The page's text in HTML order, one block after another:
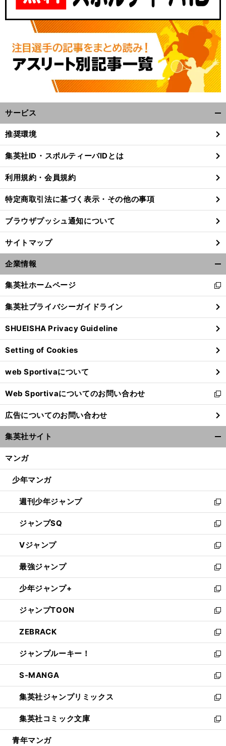
サービス
閉
る
推奨環境
集英社ID・スポルティーバIDとは
利用規約・会員規約
特定商取引法に基づく表示・その他の事項
ブラウザプッシュ通知について
サイトマップ
企業情報
閉
る
集英社ホームページ
新
し
い
ウ
ィ
ン
ド
ウ
で
開
く
集英社プライバシーガイドライン
SHUEISHA Privacy Guideline
Setting of Cookies
web Sportivaについて
Web Sportivaについてのお問い合わせ
新
し
い
ウ
ィ
ン
ウ
開
く
広告についてのお問い合わせ
集英社サイト
マンガ
少年マンガ
週刊少年ジャンプ
新
し
い
ウ
ィ
ン
ド
ウ
で
開
く
ジャンプSQ
新
し
い
ウ
ィ
ン
ド
ウ
で
開
く
Vジャンプ
新
し
い
ウ
ィ
ン
ド
ウ
で
開
く
最強ジャンプ
新
し
い
ウ
ィ
ン
ド
ウ
で
開
く
少年ジャンプ+
新
し
い
ウ
ィ
ン
ド
ウ
で
開
く
ジャンプTOON
新
し
い
ウ
ィ
ン
ド
ウ
で
開
く
ZEBRACK
新
し
い
ウ
ィ
ン
ド
ウ
で
開
ジャンプルーキー！
新
し
い
ウ
ィ
ン
ド
ウ
S-MANGA
新
し
い
ウ
ィ
ン
集英社ジャンプリミックス
新
し
い
ウ
集英社コミック文庫
新
し
青年マンガ